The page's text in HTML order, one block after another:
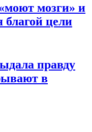
мозги» и
благой цели
правду
в